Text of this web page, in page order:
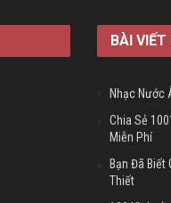
BÀI VIẾT
Nhạc Nước
Chia Sẻ
Miễn Phí
Bạn Đã Biết
Thiết